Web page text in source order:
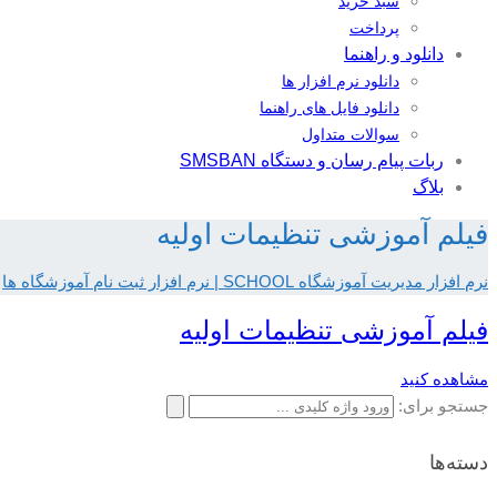
پرداخت
دانلود و راهنما
دانلود نرم افزار ها
دانلود فایل های راهنما
سوالات متداول
ربات پیام رسان و دستگاه SMSBAN
بلاگ
فیلم آموزشی تنظیمات اولیه
نرم افزار مدیریت آموزشگاه SCHOOL | نرم افزار ثبت نام آموزشگاه ها
فیلم آموزشی تنظیمات اولیه
مشاهده کنید
جستجو برای:
دسته‌ها